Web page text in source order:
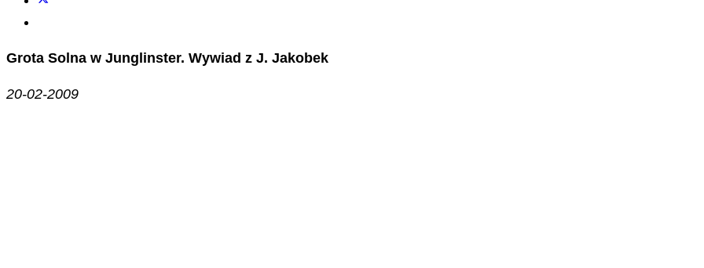
Grota Solna w Junglinster. Wywiad z J. Jakobek
20-02-2009